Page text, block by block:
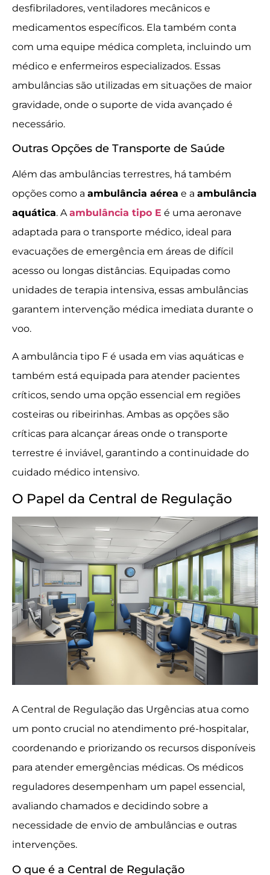
desfibriladores, ventiladores mecânicos e
medicamentos específicos. Ela também conta
com uma equipe médica completa, incluindo um
médico e enfermeiros especializados. Essas
ambulâncias são utilizadas em situações de maior
gravidade, onde o suporte de vida avançado é
necessário.
Outras Opções de Transporte de Saúde
Além das ambulâncias terrestres, há também
opções como a ambulância aérea e a ambulância
aquática. Aambulância tipo E é uma aeronave
adaptada para o transporte médico, ideal para
evacuações de emergência em áreas de difícil
acesso ou longas distâncias. Equipadas como
unidades de terapia intensiva, essas ambulâncias
garantem intervenção médica imediata durante o
voo.
A ambulância tipo F é usada em vias aquáticas e
também está equipada para atender pacientes
críticos, sendo uma opção essencial em regiões
costeiras ou ribeirinhas. Ambas as opções são
críticas para alcançar áreas onde o transporte
terrestre é inviável, garantindo a continuidade do
cuidado médico intensivo.
O Papel da Central de Regulação
A Central de Regulação das Urgências atua como
um ponto crucial no atendimento pré-hospitalar,
coordenando e priorizando os recursos disponíveis
para atender emergências médicas. Os médicos
reguladores desempenham um papel essencial,
avaliando chamados e decidindo sobre a
necessidade de envio de ambulâncias e outras
intervenções.
O que é a Central de Regulação